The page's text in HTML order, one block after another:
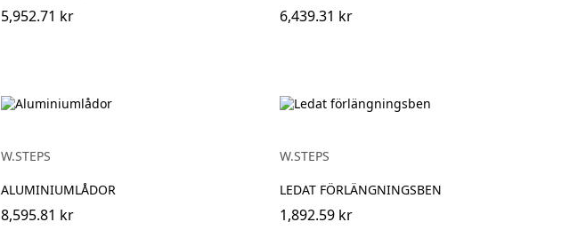
5,952.71 kr 6,439.31 kr
W.STEPS
ALUMINIUMLÅDOR
8,595.81 kr
W.STEPS
LEDAT FÖRLÄNGNINGSBEN
1,892.59 kr